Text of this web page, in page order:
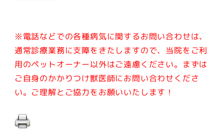
※電話などでの各種病気に関するお問い合わせは、
通常診療業務に支障をきたしますので、当院をご利
用のペットオーナー以外はご遠慮ください。 まずは
ご自身のかかりつけ獣医師にお問い合わせくださ
い。ご理解とご協力をお願いいたします！